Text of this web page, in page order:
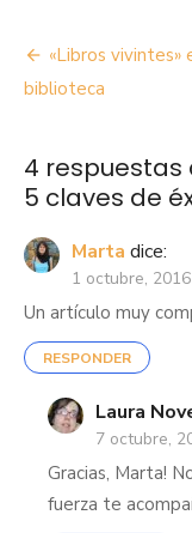
de
«Libros vivintes»
biblioteca
4 respuestas
5 claves de
Marta dice:
1 octubre,
Un artículo muy
RESPONDER
Laura
7 octubre,
Gracias, Marta!
fuerza te